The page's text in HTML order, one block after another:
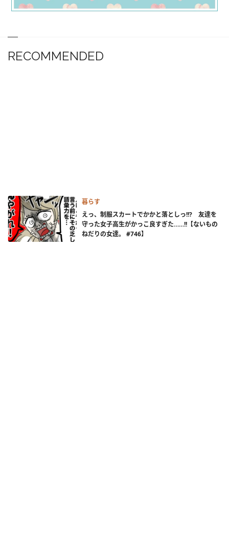
RECOMMENDED
暮らす
えっ、制服スカートでかかと落としっ!!? 友達を
守った女子高生がかっこ良すぎた……!!【ないもの
ねだりの女達。 #746】